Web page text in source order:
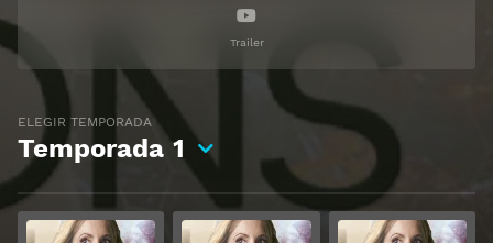
Trailer
ELEGIR TEMPORADA
Temporada 1
Ver Ver